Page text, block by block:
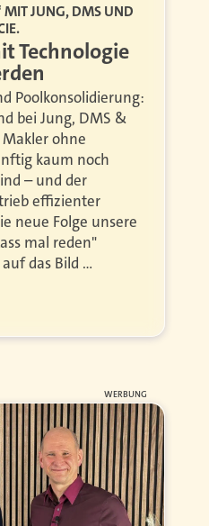
MIT JUNG, DMS UND
Technologie
Poolkonsolidierung:
bei Jung, DMS &
ohne
kaum noch
– und der
effizienter
neue Folge unsere
mal reden"
das Bild …
WERBUNG